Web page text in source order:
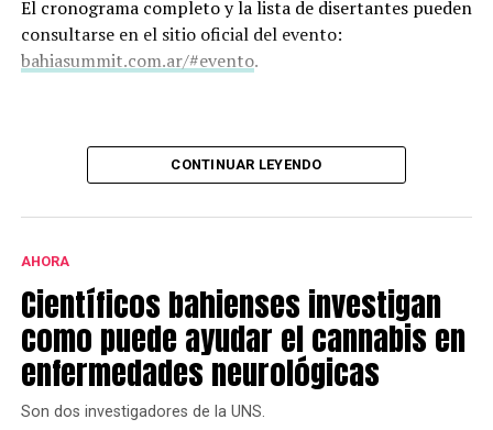
El cronograma completo y la lista de disertantes pueden
consultarse en el sitio oficial del evento:
bahiasummit.com.ar/#evento.
CONTINUAR LEYENDO
AHORA
Científicos bahienses investigan
como puede ayudar el cannabis en
enfermedades neurológicas
Son dos investigadores de la UNS.